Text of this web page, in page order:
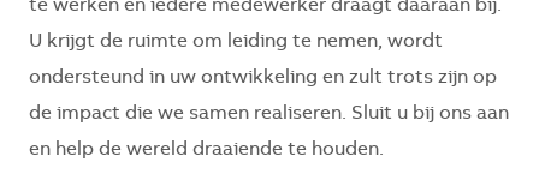
te werken en iedere medewerker draagt daaraan bij.
U krijgt de ruimte om leiding te nemen, wordt
ondersteund in uw ontwikkeling en zult trots zijn op
de impact die we samen realiseren. Sluit u bij ons aan
en help de wereld draaiende te houden.